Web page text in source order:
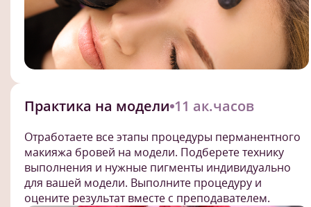
Практика на модели 11 ак.часов
Отработаете все этапы процедуры перманентного
макияжа бровей на модели. Подберете технику
выполнения и нужные пигменты индивидуально
для вашей модели. Выполните процедуру и
оцените результат вместе с преподавателем.